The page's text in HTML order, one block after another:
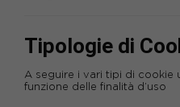
Tipologie di
A seguire i vari tipi di cookie
funzione delle finalità d’uso